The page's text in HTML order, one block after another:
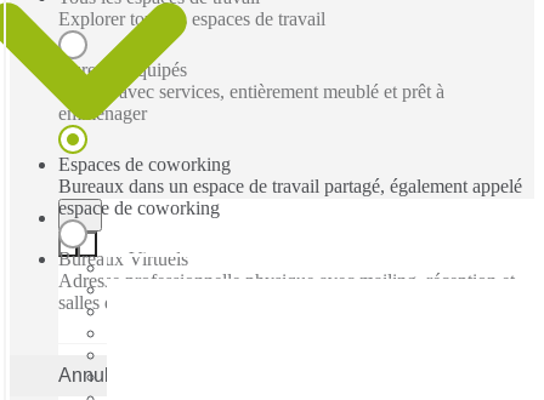
Explorer tous les espaces de travail
Bureaux équipés
Bureau avec services, entièrement meublé et prêt à
emménager
Espaces de coworking
Bureaux dans un espace de travail partagé, également appelé
espace de coworking
Bureaux Virtuels
Adresse professionnelle physique avec mailing, réception et
salles de réunion ad hoc
Annuler